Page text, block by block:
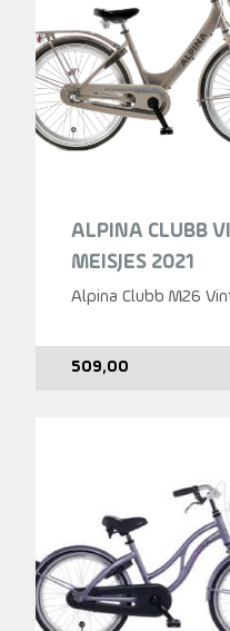
ALPINA CLUBB
MEISJES 2021
Alpina Clubb M26
509,00